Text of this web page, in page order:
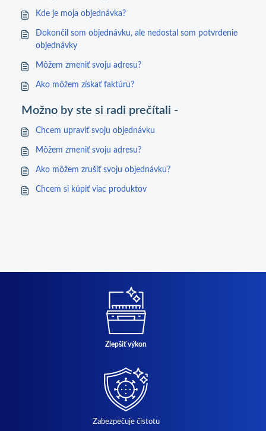
Kde je moja objednávka?
Dokončil som objednávku, ale nedostal som potvrdenie
objednávky
Môžem zmeniť svoju adresu?
Ako môžem získať faktúru?
Možno by ste si radi prečítali -
Chcem upraviť svoju objednávku
Môžem zmeniť svoju adresu?
Ako môžem zrušiť svoju objednávku?
Chcem si kúpiť viac produktov
Zlepšiť výkon
Zabezpečuje čistotu